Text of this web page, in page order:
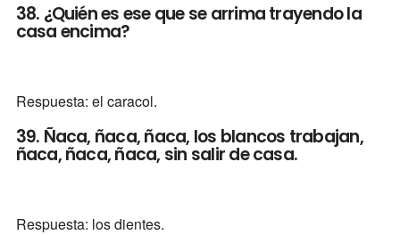
38. ¿Quién es ese que se arrima trayendo la
casa encima?
Respuesta: el caracol.
39. Ñaca, ñaca, ñaca, los blancos trabajan,
ñaca, ñaca, ñaca, sin salir de casa.
Respuesta: los dientes.